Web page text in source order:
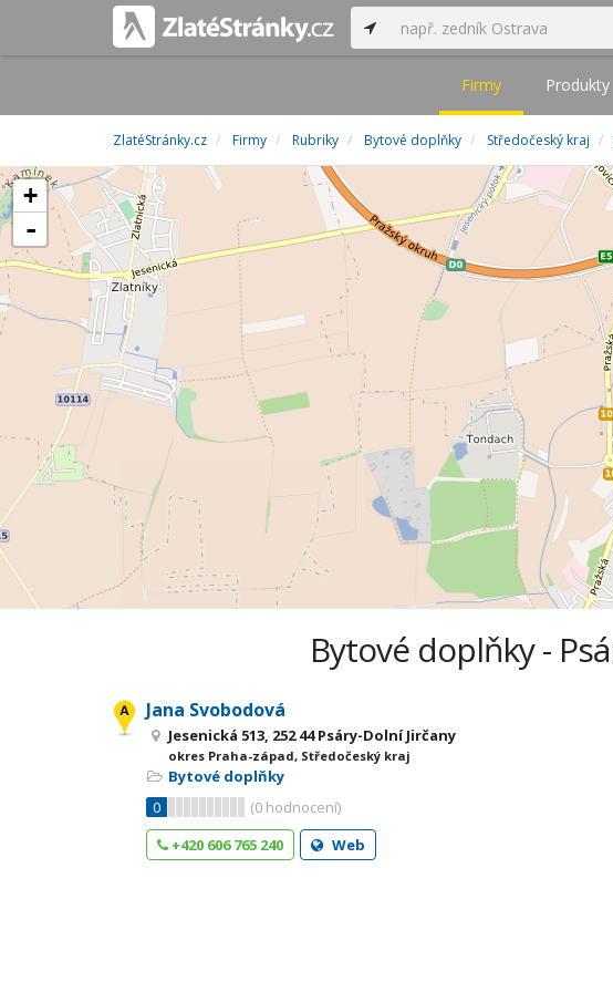
Firmy Produkty
ZlatéStránky.cz Firmy Rubriky Bytové doplňky Středočeský kraj
+
-
Bytové doplňky -
Jana Svobodová
Jesenická 513, 252 44 Psáry-Dolní Jirčany
okres Praha-západ, Středočeský kraj
Bytové doplňky
0
(0 hodnocení)
+420 606 765 240
Web